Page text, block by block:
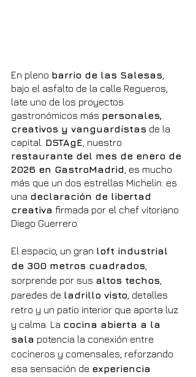
En pleno barrio de las Salesas
bajo el asfalto de la calle Regueros,
late uno de los proyectos
gastronómicos más personales,
creativos y vanguardistas de la
capital. DSTAgE , nuestro
restaurante del mes de enero de
2026 en GastroMadrid , es mucho
más que un dos estrellas Michelin: es
una declaración de libertad
creativa firmada por el chef vitoriano
Diego Guerrero.
El espacio, un gran loft industrial
de 300 metros cuadrados
sorprende por sus altos techos
paredes de ladrillo visto , detalles
retro y un patio interior que aporta luz
y calma. La cocina abierta a la
sala potencia la conexión entre
cocineros y comensales, reforzando
esa sensación de experiencia